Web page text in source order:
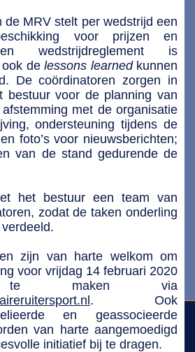
de MRV stelt per wedstrijd een
voor prijzen en
wedstrijdreglement is
de lessons learnedkunnen
De coördinatoren zorgen in
bestuur voor de planning van
met de organisatie
ondersteuning tijdens de
foto’s voor nieuwsberichten;
van de stand gedurende de
het bestuur een team van
zodat de taken onderling
zijn van harte welkom om
voor vrijdag 14 februari 2020
te maken via
. Ook
en geassocieerde
van harte aangemoedigd
initiatief bij te dragen.